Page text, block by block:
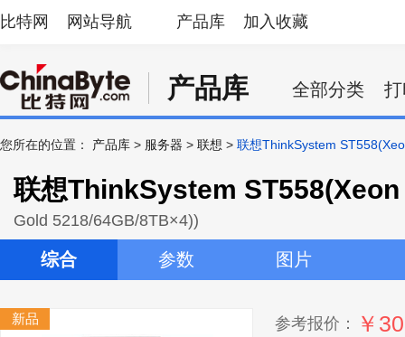
比特网 网站导航 产品库 加入收藏
产品库 全部分类
您所在的位置： 产品库 > 服务器 > 联想 > 联想ThinkSystem
联想ThinkSystem
Gold 5218/64GB/8TB×4))
综合 参数 图片
新品 参考报价： ￥